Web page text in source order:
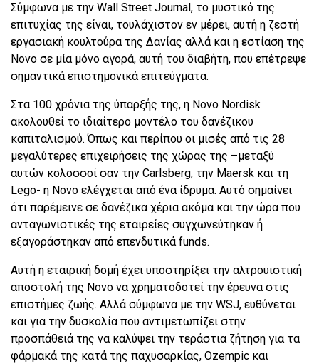
Σύμφωνα με την Wall Street Journal, το μυστικό της
επιτυχίας της είναι, τουλάχιστον εν μέρει, αυτή η ζεστή
εργασιακή κουλτούρα της Δανίας αλλά και η εστίαση της
Novo σε μία μόνο αγορά, αυτή του διαβήτη, που επέτρεψε
σημαντικά επιστημονικά επιτεύγματα.
Στα 100 χρόνια της ύπαρξής της, η Novo Nordisk
ακολουθεί το ιδιαίτερο μοντέλο του δανέζικου
καπιταλισμού. Όπως και περίπου οι μισές από τις 28
μεγαλύτερες επιχειρήσεις της χώρας της –μεταξύ
αυτών κολοσσοί σαν την Carlsberg, την Maersk και τη
Lego- η Novo ελέγχεται από ένα ίδρυμα. Αυτό σημαίνει
ότι παρέμεινε σε δανέζικα χέρια ακόμα και την ώρα που
ανταγωνιστικές της εταιρείες συγχωνεύτηκαν ή
εξαγοράστηκαν από επενδυτικά funds.
Αυτή η εταιρική δομή έχει υποστηρίξει την αλτρουιστική
αποστολή της Novo να χρηματοδοτεί την έρευνα στις
επιστήμες ζωής. Αλλά σύμφωνα με την WSJ, ευθύνεται
και για την δυσκολία που αντιμετωπίζει στην
προσπάθειά της να καλύψει την τεράστια ζήτηση για τα
φάρμακά της κατά της παχυσαρκίας, Ozempic και